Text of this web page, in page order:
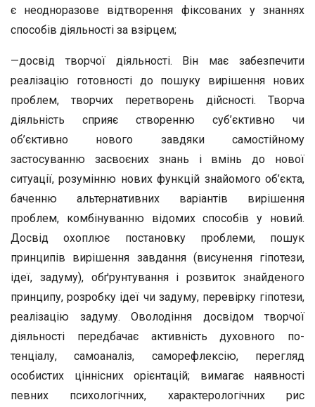
є неодноразове відтворення фіксованих у знаннях
способів діяльності за взірцем;
—досвід творчої діяльності. Він має забезпечити
реаліза­цію готовності до пошуку вирішення нових
проблем, твор­чих перетворень дійсності. Творча
діяльність сприяє ство­ренню суб’єктивно чи
об’єктивно нового завдяки само­стійному
застосуванню засвоєних знань і вмінь до нової
ситуації, розумінню нових функцій знайомого об’єкта,
ба­ченню альтернативних варіантів вирішення
проблем, ком­бінуванню відомих способів у новий.
Досвід охоплює пос­тановку проблеми, пошук
принципів вирішення завдання (висунення гіпотези,
ідеї, задуму), обґрунтування і роз­виток знайденого
принципу, розробку ідеї чи задуму, пере­вірку гіпотези,
реалізацію задуму. Оволодіння досвідом творчої
діяльності передбачає активність духовного по­
тенціалу, самоаналіз, саморефлексію, перегляд
особистих ціннісних орієнтацій; вимагає наявності
певних психоло­гічних, характерологічних рис